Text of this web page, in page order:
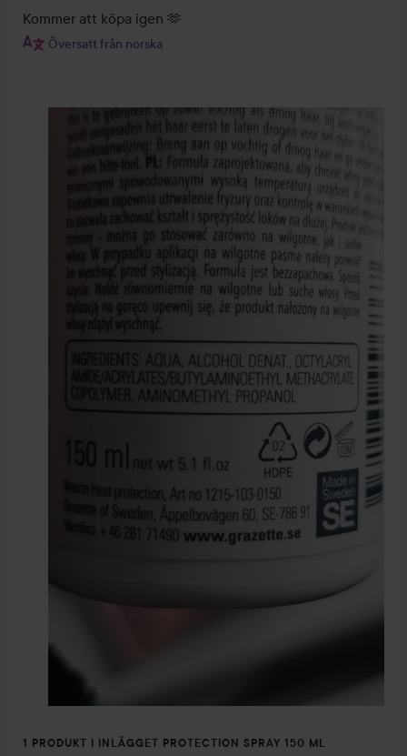
Kommer att köpa igen 🫶
Översatt från norska
1 PRODUKT I INLÄGGET PROTECTION SPRAY 150 ML